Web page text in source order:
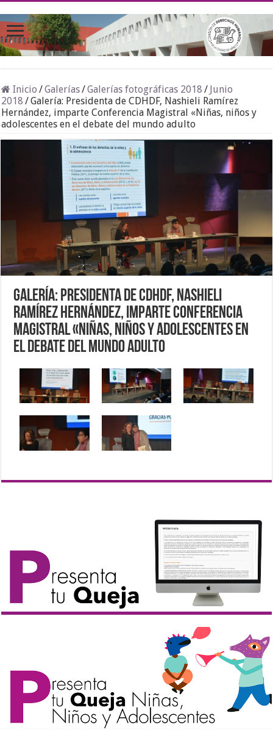
Inicio /Galerías/Galerías fotográficas 2018 / Junio
2018 /Galería: Presidenta de CDHDF, Nashieli Ramírez
Hernández, imparte Conferencia Magistral «Niñas, niños y
adolescentes en el debate del mundo adulto
Galería: Presidenta de CDHDF, Nashieli
Ramírez Hernández, imparte Conferencia
Magistral «Niñas, niños y adolescentes en
el debate del mundo adulto